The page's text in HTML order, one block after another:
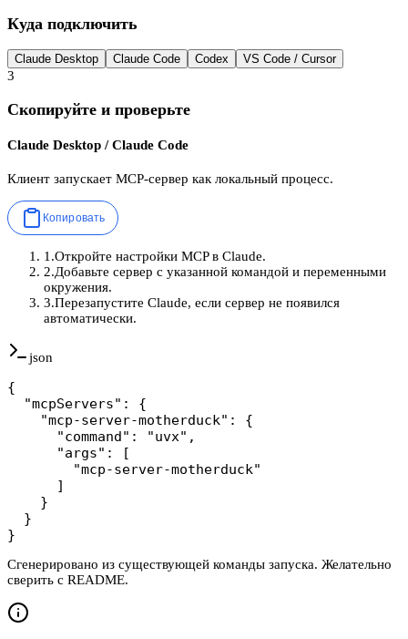
Куда подключить
Claude Desktop Claude Code Codex VS Code / Cursor
3
Скопируйте и проверьте
Claude Desktop / Claude Code
Клиент запускает MCP-сервер как локальный процесс.
Копировать
1 .Откройте настройки MCP в Claude.
2.Добавьте сервер с указанной командой и переменными
окружения.
3.Перезапустите Claude, если сервер не появился
автоматически.
json
{
  "mcpServers": {
    "mcp-server-motherduck": {
      "command": "uvx",
      "args": [
        "mcp-server-motherduck"
      ]
    }
  }
}
Сгенерировано из существующей команды запуска. Желательно
сверить с README.